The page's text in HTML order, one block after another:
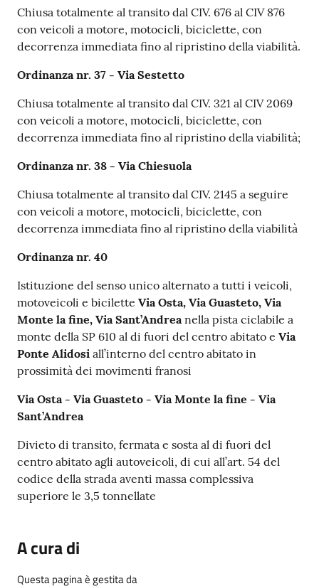
Chiusa totalmente al transito dal CIV. 676 al CIV 876
con veicoli a motore, motocicli, biciclette, con
decorrenza immediata fino al ripristino della viabilità.
Ordinanza nr. 37 - Via Sestetto
Chiusa totalmente al transito dal CIV. 321 al CIV 2069
con veicoli a motore, motocicli, biciclette, con
decorrenza immediata fino al ripristino della viabilità;
Ordinanza nr. 38 - Via Chiesuola
Chiusa totalmente al transito dal CIV. 2145 a seguire
con veicoli a motore, motocicli, biciclette, con
decorrenza immediata fino al ripristino della viabilità
Ordinanza nr. 40
Istituzione del senso unico alternato a tutti i veicoli,
motoveicoli e bicilette Via Osta, Via Guasteto, Via
Monte la fine, Via Sant’Andrea nella pista ciclabile a
monte della SP 610 al di fuori del centro abitato e Via
Ponte Alidosi all’interno del centro abitato in
prossimità dei movimenti franosi
Via Osta - Via Guasteto - Via Monte la fine - Via
Sant’Andrea
Divieto di transito, fermata e sosta al di fuori del
centro abitato agli autoveicoli, di cui all’art. 54 del
codice della strada aventi massa complessiva
superiore le 3,5 tonnellate
A cura di
Questa pagina è gestita da